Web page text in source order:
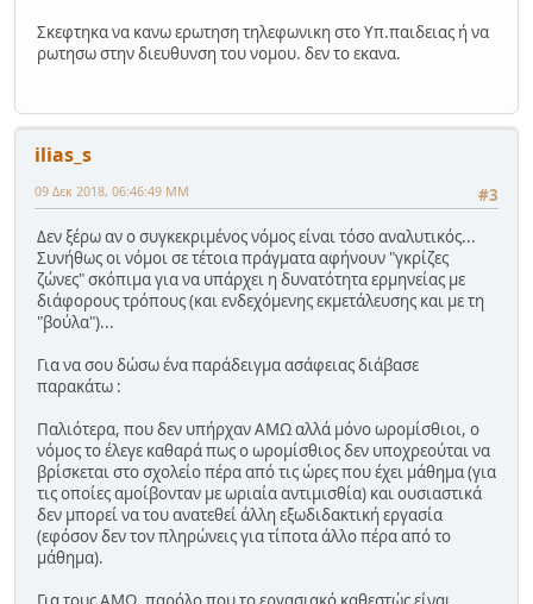
Σκεφτηκα να κανω ερωτηση τηλεφωνικη στο Υπ.παιδειας ή να
ρωτησω στην διευθυνση του νομου. δεν το εκανα.
ilias_s
#3
09 Δεκ 2018, 06:46:49 ΜΜ
Δεν ξέρω αν ο συγκεκριμένος νόμος είναι τόσο αναλυτικός...
Συνήθως οι νόμοι σε τέτοια πράγματα αφήνουν "γκρίζες
ζώνες" σκόπιμα για να υπάρχει η δυνατότητα ερμηνείας με
διάφορους τρόπους (και ενδεχόμενης εκμετάλευσης και με τη
"βούλα")...
Για να σου δώσω ένα παράδειγμα ασάφειας διάβασε
παρακάτω :
Παλιότερα, που δεν υπήρχαν ΑΜΩ αλλά μόνο ωρομίσθιοι, ο
νόμος το έλεγε καθαρά πως ο ωρομίσθιος δεν υποχρεούται να
βρίσκεται στο σχολείο πέρα από τις ώρες που έχει μάθημα (για
τις οποίες αμοίβονταν με ωριαία αντιμισθία) και ουσιαστικά
δεν μπορεί να του ανατεθεί άλλη εξωδιδακτική εργασία
(εφόσον δεν τον πληρώνεις για τίποτα άλλο πέρα από το
μάθημα).